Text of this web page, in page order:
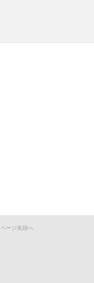
ページ先頭へ